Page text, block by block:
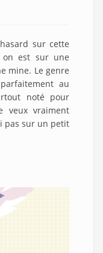
sur cette
on est sur une
mine. Le genre
au
noté pour
veux vraiment
pas sur un petit